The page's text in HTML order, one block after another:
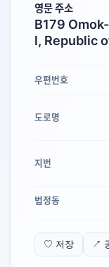
영문 주소
B179
l, Republic
우편번호
도로명
지번
법정동
♡ 저장 ↗